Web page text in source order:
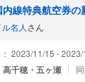
線特典航空券の
名人 さん
2023/11/15 - 2023/
高千穂・五ヶ瀬